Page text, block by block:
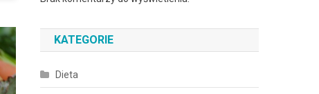
KATEGORIE
Dieta